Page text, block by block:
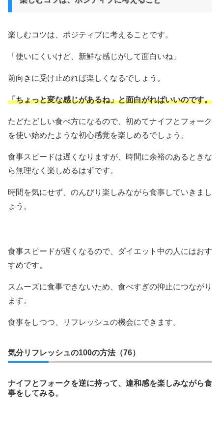
楽しむコツは、ポジティブに考えることです。
「使いにくいけど、新鮮な感じがして面白いね」
前向きに受け止めれば楽しくなるでしょう。
「ちょっと変な感じがあるね」と面白がればいいのです。
たどたどしい食べ方になるので、初めてナイフとフォーク
を使い始めたような初心感覚を楽しめるでしょう。
食事スピードは遅くなりますが、時間に余裕のあるときな
ら無理なく楽しめるはずです。
時間を気にせず、のんびり楽しみながら食事していきまし
ょう。
食事スピードが遅くなるので、ダイエット中の人にはおす
すめです。
スムーズに食事できないため、食べすぎの抑止につながり
ます。
食事をしつつ、リフレッシュの機会にできます。
気分リフレッシュの100の方法（76）
ナイフとフォークを逆に持って、違和感を楽しみながら食
事をしてみる。